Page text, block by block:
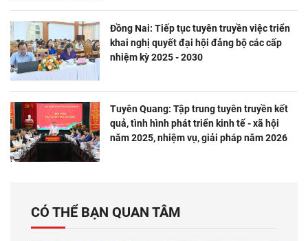
Đồng Nai: Tiếp tục tuyên truyền việc triển
khai nghị quyết đại hội đảng bộ các cấp
nhiệm kỳ 2025 - 2030
Tuyên Quang: Tập trung tuyên truyền kết
quả, tình hình phát triển kinh tế - xã hội
năm 2025, nhiệm vụ, giải pháp năm 2026
CÓ THỂ BẠN QUAN TÂM